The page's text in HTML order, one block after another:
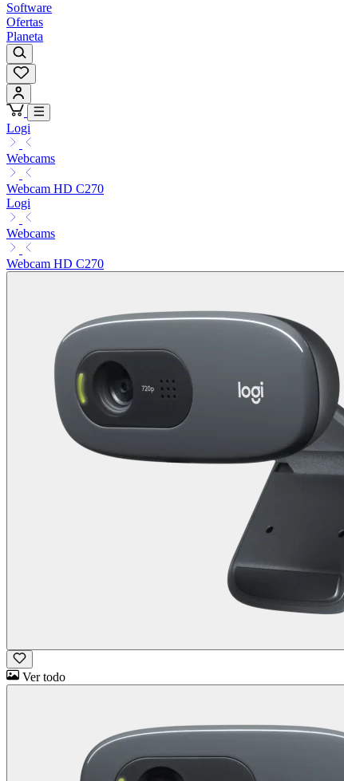
Software
Ofertas
Planeta
Logi
Webcams
Webcam HD C270
Logi
Webcams
Webcam HD C270
Ver todo